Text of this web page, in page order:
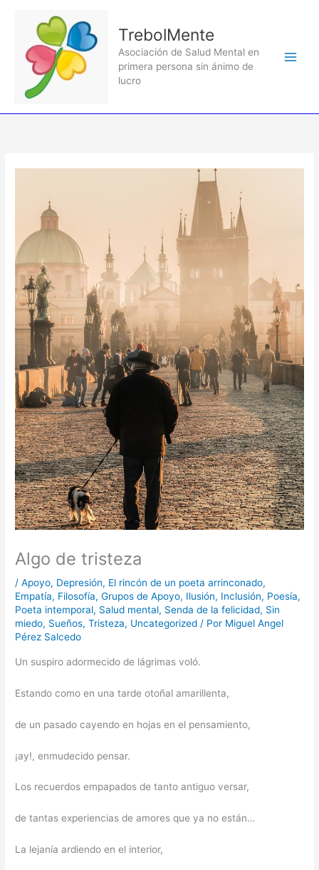
contenido
TrebolMente
Asociación de Salud Mental en
primera persona sin ánimo de
lucro
Algo de tristeza
/Apoyo, Depresión, El rincón de un poeta arrinconado,
Empatía, Filosofía,Grupos de Apoyo, Ilusión, Inclusión, Poesía,
Poeta intemporal, Salud mental, Senda de la felicidad, Sin
miedo, Sueños,Tristeza, Uncategorized / Por Miguel Angel
Pérez Salcedo
Un suspiro adormecido de lágrimas voló.
Estando como en una tarde otoñal amarillenta,
de un pasado cayendo en hojas en el pensamiento,
¡ay!, enmudecido pensar.
Los recuerdos empapados de tanto antiguo versar,
de tantas experiencias de amores que ya no están…
La lejanía ardiendo en el interior,